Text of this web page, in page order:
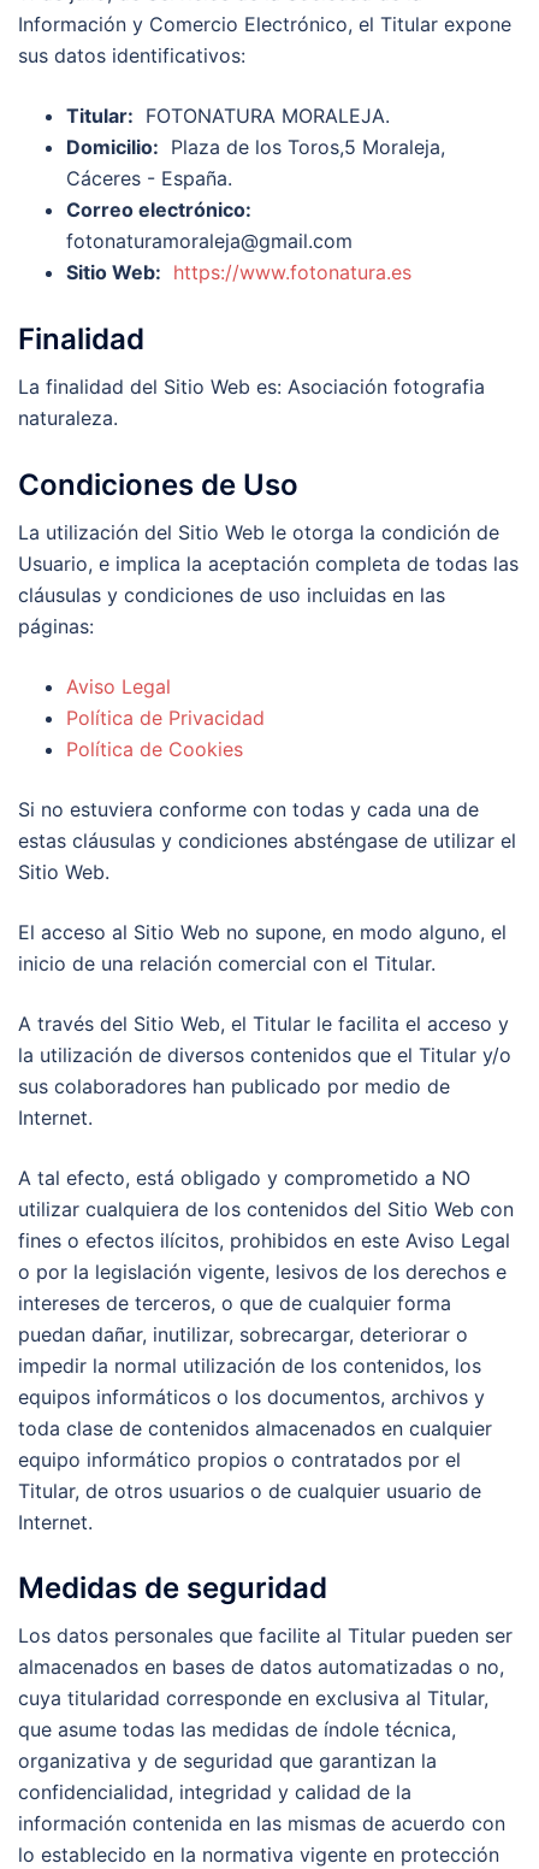
Información y Comercio Electrónico, el Titular expone
sus datos identificativos:
Titular: FOTONATURA MORALEJA.
Domicilio: Plaza de los Toros,5 Moraleja,
Cáceres - España.
Correo electrónico:
fotonaturamoraleja@gmail.com
Sitio Web: https://www.fotonatura.es
Finalidad
La finalidad del Sitio Web es: Asociación fotografia
naturaleza.
Condiciones de Uso
La utilización del Sitio Web le otorga la condición de
Usuario, e implica la aceptación completa de todas las
cláusulas y condiciones de uso incluidas en las
páginas:
Aviso Legal
Política de Privacidad
Política de Cookies
Si no estuviera conforme con todas y cada una de
estas cláusulas y condiciones absténgase de utilizar el
Sitio Web.
El acceso al Sitio Web no supone, en modo alguno, el
inicio de una relación comercial con el Titular.
A través del Sitio Web, el Titular le facilita el acceso y
la utilización de diversos contenidos que el Titular y/o
sus colaboradores han publicado por medio de
Internet.
A tal efecto, está obligado y comprometido a NO
utilizar cualquiera de los contenidos del Sitio Web con
fines o efectos ilícitos, prohibidos en este Aviso Legal
o por la legislación vigente, lesivos de los derechos e
intereses de terceros, o que de cualquier forma
puedan dañar, inutilizar, sobrecargar, deteriorar o
impedir la normal utilización de los contenidos, los
equipos informáticos o los documentos, archivos y
toda clase de contenidos almacenados en cualquier
equipo informático propios o contratados por el
Titular, de otros usuarios o de cualquier usuario de
Internet.
Medidas de seguridad
Los datos personales que facilite al Titular pueden ser
almacenados en bases de datos automatizadas o no,
cuya titularidad corresponde en exclusiva al Titular,
que asume todas las medidas de índole técnica,
organizativa y de seguridad que garantizan la
confidencialidad, integridad y calidad de la
información contenida en las mismas de acuerdo con
lo establecido en la normativa vigente en protección